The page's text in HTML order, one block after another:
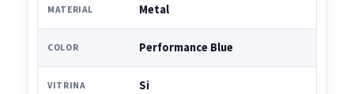
MATERIAL Metal
COLOR Performance Blue
VITRINA Si